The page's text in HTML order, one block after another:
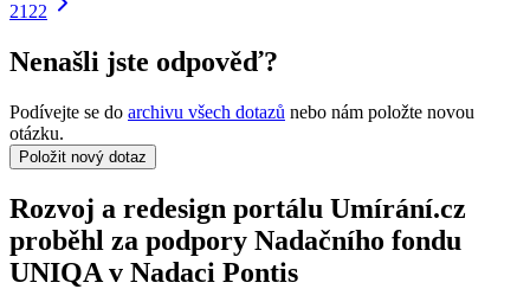
21 22
Nenašli jste odpověď?
Podívejte se do archivu všech dotazů nebo nám položte novou
otázku.
Položit nový dotaz
Rozvoj a redesign portálu Umírání.cz
proběhl za podpory Nadačního fondu
UNIQA v Nadaci Pontis